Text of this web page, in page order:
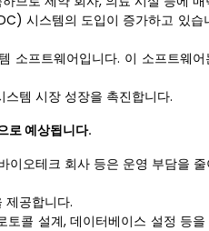
시스템의 도입이 증가하고 있습
소프트웨어입니다. 이 소프트웨
템 시장 성장을 촉진합니다.
로 예상됩니다.
이오테크 회사 등은 운영 부담을
제공합니다.
콜 설계, 데이터베이스 설정 등